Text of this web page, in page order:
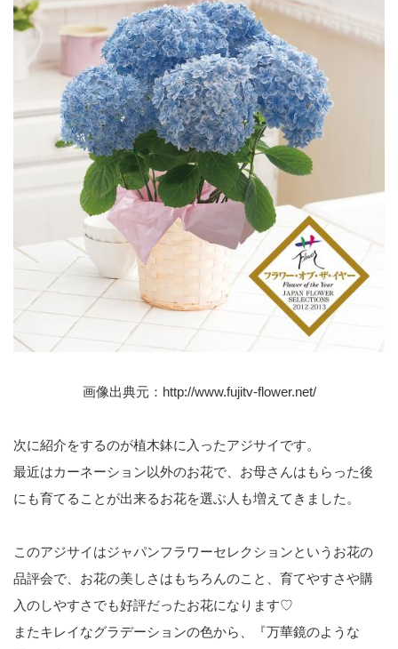
画像出典元： http://www.fujitv-flower.net/
次に紹介をするのが植木鉢に入ったアジサイです。
最近はカーネーション以外のお花で、お母さんはもらった後
にも育てることが出来るお花を選ぶ人も増えてきました。
このアジサイはジャパンフラワーセレクションというお花の
品評会で、お花の美しさはもちろんのこと、育てやすさや購
入のしやすさでも好評だったお花になります♡
またキレイなグラデーションの色から、『万華鏡のような